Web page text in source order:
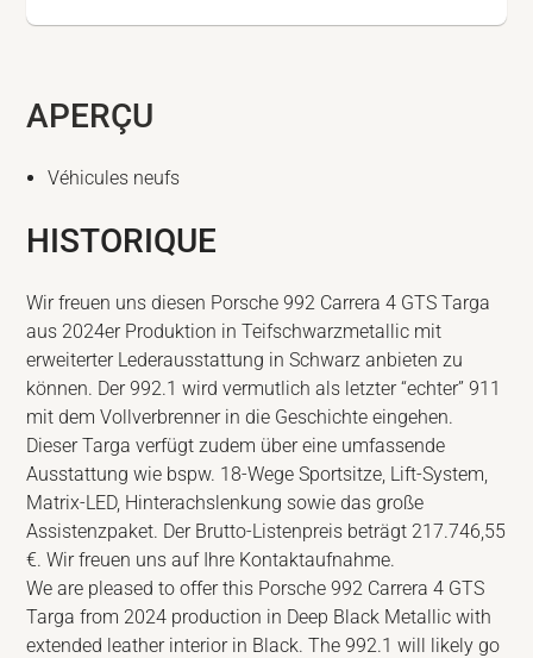
APERÇU
Véhicules neufs
HISTORIQUE
Wir freuen uns diesen Porsche 992 Carrera 4 GTS Targa
aus 2024er Produktion in Teifschwarzmetallic mit
erweiterter Lederausstattung in Schwarz anbieten zu
können. Der 992.1 wird vermutlich als letzter “echter” 911
mit dem Vollverbrenner in die Geschichte eingehen.
Dieser Targa verfügt zudem über eine umfassende
Ausstattung wie bspw. 18-Wege Sportsitze, Lift-System,
Matrix-LED, Hinterachslenkung sowie das große
Assistenzpaket. Der Brutto-Listenpreis beträgt 217.746,55
€. Wir freuen uns auf Ihre Kontaktaufnahme.
We are pleased to offer this Porsche 992 Carrera 4 GTS
Targa from 2024 production in Deep Black Metallic with
extended leather interior in Black. The 992.1 will likely go